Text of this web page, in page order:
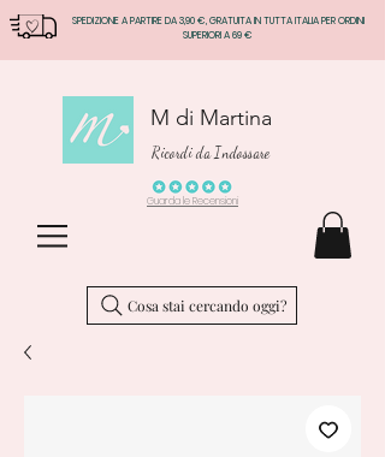
SPEDIZIONE A PARTIRE DA 3,90 €, GRATUITA IN TUTTA ITALIA PER ORDINI
SUPERIORI A 69 €
M di Martina
Ricordi da Indossare
Guarda le Recensioni
Cosa stai cercando oggi?